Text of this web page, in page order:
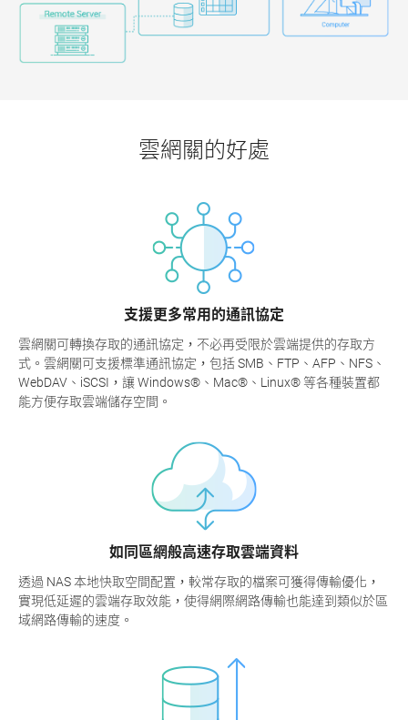
雲網關的好處
支援更多常用的通訊協定
雲網關可轉換存取的通訊協定，不必再受限於雲端提供的存取方
式。雲網關可支援標準通訊協定，包括 SMB、FTP、AFP、NFS、
WebDAV、iSCSI，讓 Windows®、Mac®、Linux® 等各種裝置都
能方便存取雲端儲存空間。
如同區網般高速存取雲端資料
透過 NAS 本地快取空間配置，較常存取的檔案可獲得傳輸優化，
實現低延遲的雲端存取效能，使得網際網路傳輸也能達到類似於區
域網路傳輸的速度。